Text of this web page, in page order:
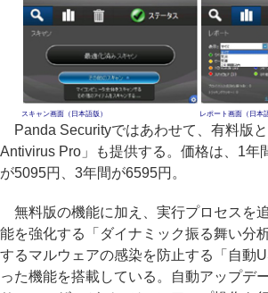
スキャン画面（日本語版） レポート画面（日本
Panda Securityではあわせて、有料版
Antivirus Pro」も提供する。価格は、1年
が5095円、3年間が6595円。
無料版の機能に加え、実行プロセスを
能を強化する「ダイナミック振る舞い分
するマルウェアの感染を防止する「自動
った機能を搭載している。自動アップデ